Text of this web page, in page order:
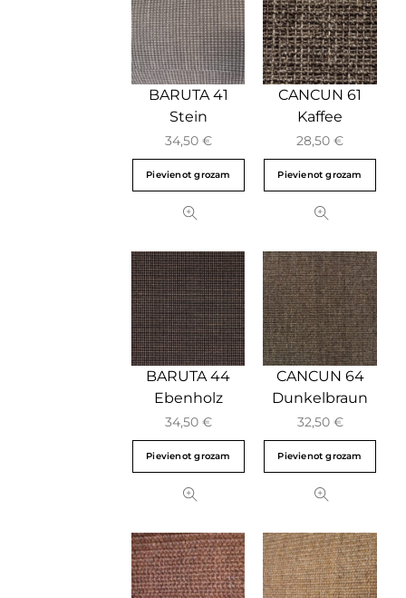
BARUTA 41
Stein
34,50 €
Pievienot grozam
CANCUN 61
Kaffee
28,50€
Pievienot grozam
BARUTA 44
Ebenholz
34,50 €
Pievienot grozam
CANCUN 64
Dunkelbraun
32,50 €
Pievienot grozam